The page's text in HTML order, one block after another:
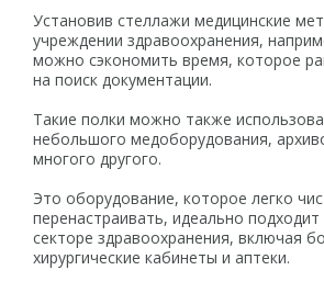
Установив стеллажи медицинские
учреждении здравоохранения,
можно сэкономить время, которое
на поиск документации.
Такие полки можно также
небольшого медоборудования,
многого другого.
Это оборудование, которое легко
перенастраивать, идеально
секторе здравоохранения, включая
хирургические кабинеты и аптеки.